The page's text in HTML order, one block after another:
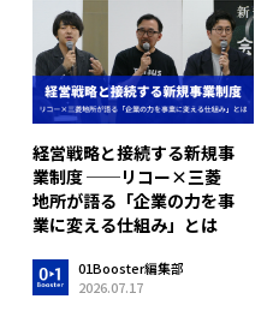
経営戦略と接続する新規事
業制度 ──リコー×三菱
地所が語る「企業の力を事
業に変える仕組み」とは
01Booster編集部
2026.07.17